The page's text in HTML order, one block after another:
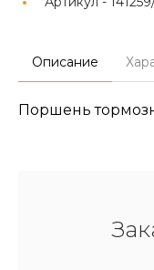
Описание
Поршень